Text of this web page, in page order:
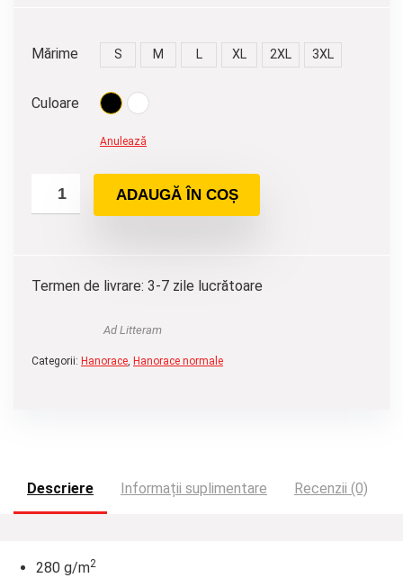
Mărime S M L XL 2XL 3XL
Culoare
Anulează
ADAUGĂ ÎN COȘ
Termen de livrare: 3-7 zile lucrătoare
Ad Litteram
Categorii: Hanorace, Hanorace normale
Descriere Informații suplimentare Recenzii (0)
280 g/m2